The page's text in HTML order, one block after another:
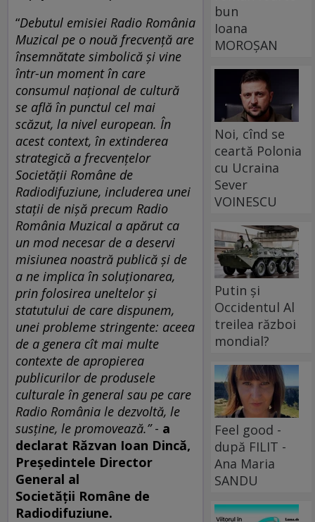
“Debutul emisiei Radio România
Muzical pe o nouă frecvență are
însemnătate simbolică și vine
într-un moment în care
consumul național de cultură
se află în punctul cel mai
scăzut, la nivel european. În
acest context, în extinderea
strategică a frecvențelor
Societății Române de
Radiodifuziune, includerea unei
stații de nișă precum Radio
România Muzical a apărut ca
un mod necesar de a deservi
misiunea noastră publică și de
a ne implica în soluționarea,
prin folosirea uneltelor și
statutului de care dispunem,
unei probleme stringente: aceea
de a genera cît mai multe
contexte de apropierea
publicurilor de produsele
culturale în general sau pe care
Radio România le dezvoltă, le
susține, le promovează.”- a
declarat Răzvan Ioan Dincă,
Președintele Director
General al
Societății Române de
Radiodifuziune.
bun
Ioana
MOROȘAN
Noi, cînd se
ceartă Polonia
cu Ucraina
Sever
VOINESCU
Putin și
Occidentul Al
treilea război
mondial?
Feel good -
după FILIT -
Ana Maria
SANDU